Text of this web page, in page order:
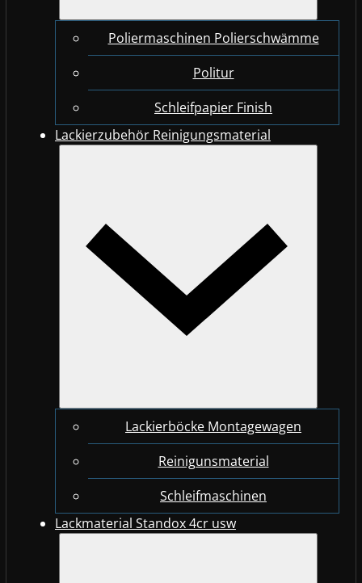
Poliermaschinen Polierschwämme
Politur
Schleifpapier Finish
Lackierzubehör Reinigungsmaterial
Lackierböcke Montagewagen
Reinigunsmaterial
Schleifmaschinen
Lackmaterial Standox 4cr usw